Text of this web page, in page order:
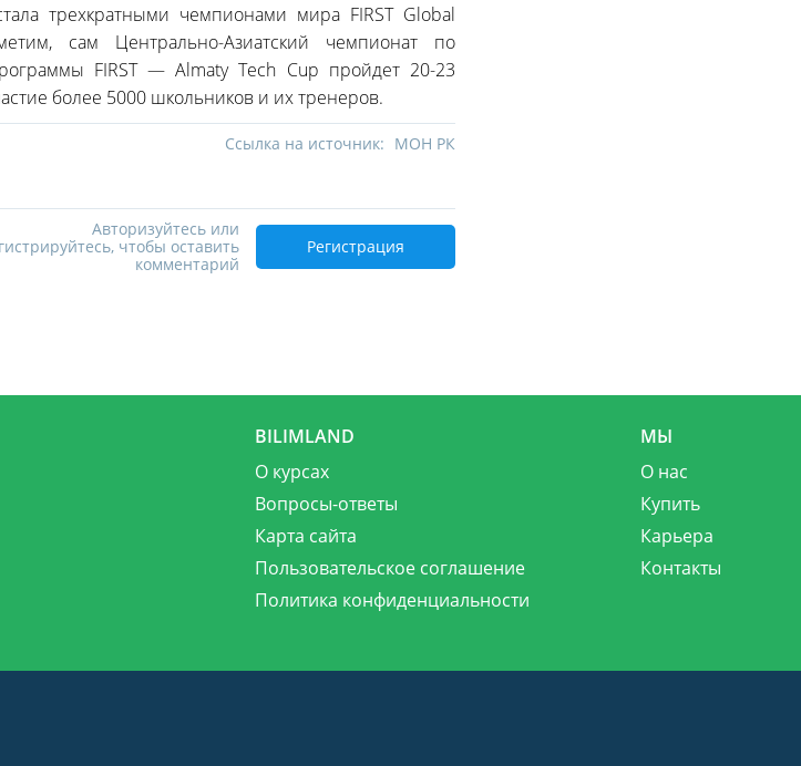
трехкратными чемпионами мира FIRST Global
сам Центрально-Азиатский чемпионат по
FIRST — Almaty Tech Cup пройдет 20-23
более 5000 школьников и их тренеров.
Ссылка на источник: МОН РК
Авторизуйтесь или
чтобы оставить
комментарий
Регистрация
BILIMLAND
О курсах
Вопросы-ответы
Карта сайта
Пользовательское соглашение
Политика конфиденциальности
МЫ
О нас
Купить
Карьера
Контакты